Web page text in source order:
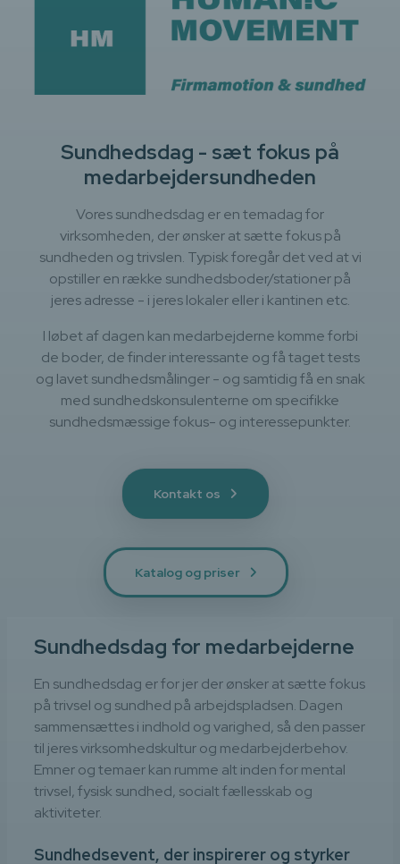
Sundhedsdag - sæt fokus på
medarbejdersundheden
Vores sundhedsdag er en temadag for
virksomheden, der ønsker at sætte fokus på
sundheden og trivslen. Typisk foregår det ved at vi
opstiller en række sundhedsboder/stationer på
jeres adresse - i jeres lokaler eller i kantinen etc.
I løbet af dagen kan medarbejderne komme forbi
de boder, de finder interessante og få taget tests
og lavet sundhedsmålinger - og samtidig få en snak
med sundhedskonsulenterne om specifikke
sundhedsmæssige fokus- og interessepunkter.
Kontakt os
Katalog og priser
Sundhedsdag for medarbejderne
En sundhedsdag er for jer der ønsker at sætte fokus
på trivsel og sundhed på arbejdspladsen. Dagen
sammensættes i indhold og varighed, så den passer
til jeres virksomhedskultur og medarbejderbehov.
Emner og temaer kan rumme alt inden for mental
trivsel, fysisk sundhed, socialt fællesskab og
aktiviteter.
Sundhedsevent, der inspirerer og styrker